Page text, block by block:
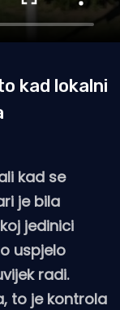
kad lokalni
kad se
je bila
jedinici
uspjelo
radi.
to je kontrola